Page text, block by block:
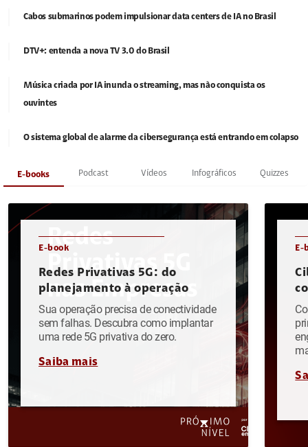
Cabos submarinos podem impulsionar data centers de IA no Brasil
DTV+: entenda a nova TV 3.0 do Brasil
Música criada por IA inunda o streaming, mas não conquista os
ouvintes
O sistema global de alarme da cibersegurança está entrando em colapso
E-books Podcast Vídeos Infográficos Quizzes
E-book
Redes Privativas 5G: do
planejamento à operação
Sua operação precisa de conectividade
sem falhas. Descubra como implantar
uma rede 5G privativa do zero.
Saiba mais
E-